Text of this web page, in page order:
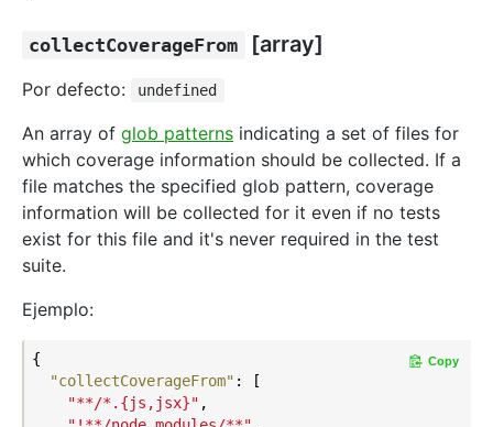
collectCoverageFrom [array]
Por defecto: undefined
An array of glob patterns indicating a set of files for
which coverage information should be collected. If a
file matches the specified glob pattern, coverage
information will be collected for it even if no tests
exist for this file and it's never required in the test
suite.
Ejemplo:
{
"collectCoverageFrom" : [
"**/*.{js,jsx}" ,
Copy